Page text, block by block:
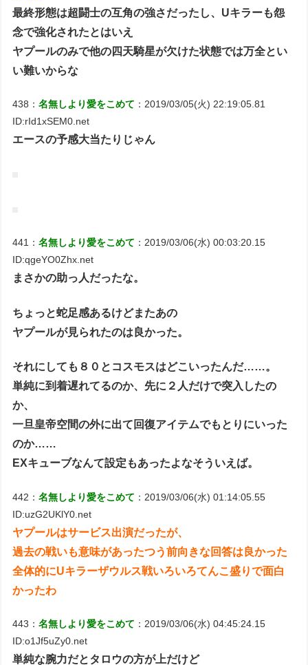
最終形態は超闘士の互角の強さだったし、Uキラーも怨
念で強化されたとはいえ
ヤプールのみで他の四天騎星が欠けた状態では万全とい
い難いからな
438：名無しより愛をこめて ：2019/03/05(火) 22:19:05.81
ID:rId1xSEM0.net
エースの予感大当たりじゃん
441：名無しより愛をこめて ：2019/03/06(水) 00:03:20.15
ID:qgeYO0Zhx.net
まさかの助っ人だったな。
ちょっと蛇足感あるけどまたあの
ヤプールが見られたのは良かった。
それにしても８０とコスモスはどこいったんだ……。
単純に到着遅れてるのか、先に２人だけで突入したの
か、
一旦皇帝空間の外に出て回復アイテムでもとりにいった
のか……
EXキューブなんて設定もあったよなそういえば。
442：名無しより愛をこめて ：2019/03/06(水) 01:14:05.55
ID:uzG2UKlY0.net
ヤプールはサービス出演だったが、
過去の戦いも意味があったつう前向きな回答は良かった
全体的にUキラーザウルス戦いろいろてんこ盛りで面白
かったわ
443：名無しより愛をこめて ：2019/03/06(水) 04:45:24.15
ID:o1Jf5uZy0.net
単純な腕力だとタロウの方が上だけど